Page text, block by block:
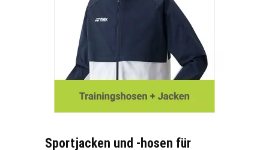
Sportjacken und -hosen für